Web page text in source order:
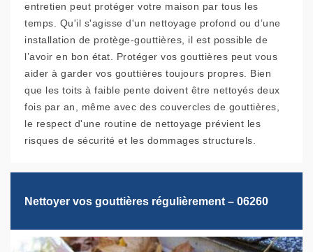
entretien peut protéger votre maison par tous les
temps. Qu'il s'agisse d'un nettoyage profond ou d’une
installation de protège-gouttières, il est possible de
l’avoir en bon état. Protéger vos gouttières peut vous
aider à garder vos gouttières toujours propres. Bien
que les toits à faible pente doivent être nettoyés deux
fois par an, même avec des couvercles de gouttières,
le respect d'une routine de nettoyage prévient les
risques de sécurité et les dommages structurels.
Nettoyer vos gouttières régulièrement – 06260